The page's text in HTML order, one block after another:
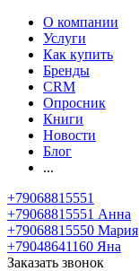
О компании
Услуги
Как купить
Бренды
CRM
Опросник
Книги
Новости
Блог
...
+79068815551
+79068815551 Анна
+79068815550 Мария
+79048641160 Яна
Заказать звонок